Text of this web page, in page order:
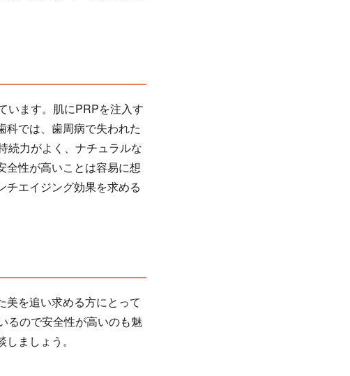
います。肌にPRPを注入す
科では、歯周病で失われた
続力がよく、ナチュラルな
全性が高いことは容易に想
チエイジング効果を求める
美を追い求める方にとって
るので安全性が高いのも魅
ましょう。